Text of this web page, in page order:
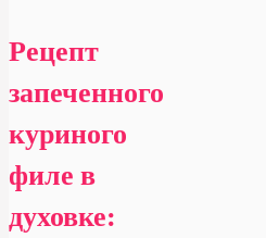
Рецепт
запеченного
куриного
филе в
духовке: